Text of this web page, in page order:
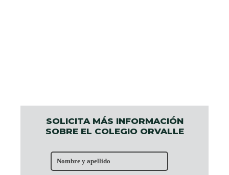
SOLICITA MÁS INFORMACIÓN
SOBRE EL COLEGIO ORVALLE